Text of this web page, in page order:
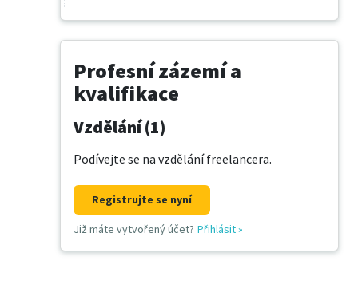
Profesní zázemí a
kvalifikace
Vzdělání (1)
Podívejte se na vzdělání freelancera.
Registrujte se nyní
Již máte vytvořený účet? Přihlásit»